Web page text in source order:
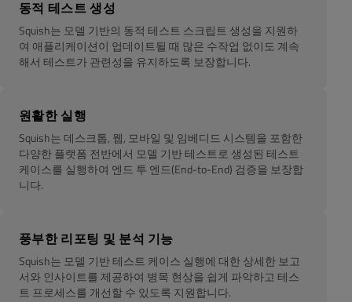
동적 테스트 생성
Squish는 모델 기반의 동적 테스트 스크립트 생성을 지원하
여 애플리케이션이 업데이트될 때 많은 수작업 없이도 계속
해서 테스트가 관련성을 유지하도록 보장합니다.
원활한 실행
Squish는 데스크톱, 웹, 모바일 및 임베디드 시스템을 포함한
다양한 플랫폼 전반에서 모델 기반 테스트로 생성된 테스트
케이스를 실행하여 엔드 투 엔드(End-to-End) 검증을 보장합
니다.
풍부한 리포팅 및 분석 기능
Squish는 모델 기반 테스트 케이스 실행에 대한 상세한 보고
서와 인사이트를 제공하여 병목 현상을 쉽게 파악하고 테스
트 프로세스를 개선할 수 있도록 지원합니다.